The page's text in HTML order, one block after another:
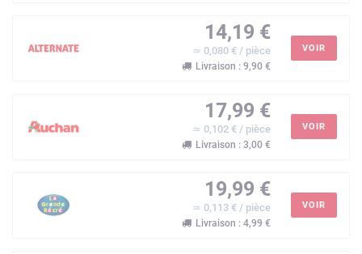
14,19 €
≃ 0,080 € / pièce
Livraison : 9,90 €
VOIR
17,99 €
≃ 0,102 € / pièce
Livraison : 3,00 €
VOIR
19,99 €
≃ 0,113 € / pièce
Livraison : 4,99 €
VOIR